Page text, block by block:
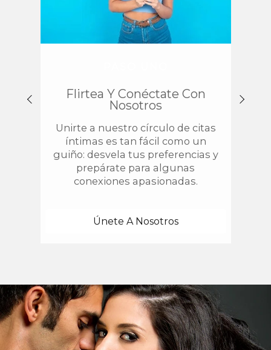
Flirtea Y Conéctate Con
Nosotros
Unirte a nuestro círculo de citas
íntimas es tan fácil como un
guiño: desvela tus preferencias y
prepárate para algunas
conexiones apasionadas.
Únete A Nosotros